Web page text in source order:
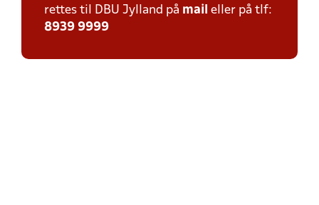
rettes til DBU Jylland på mail eller på tlf:
8939 9999